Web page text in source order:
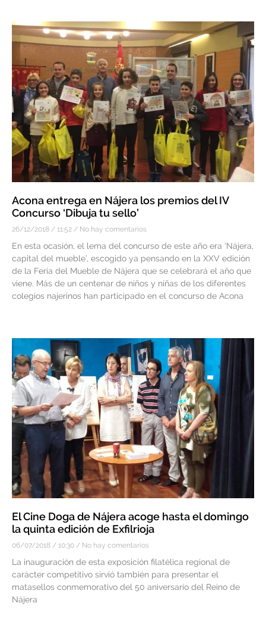
Acona entrega en Nájera los premios del IV
Concurso ‘Dibuja tu sello’
26/12/2018 11:52 No hay comentarios
En esta ocasión, el lema del concurso de este año era ‘Nájera,
capital del mueble’, escogido ya pensando en la XXV edición
de la Feria del Mueble de Nájera que se celebrará el año que
viene. Más de un centenar de niños y niñas de los diferentes
colegios najerinos han participado en el concurso de Acona
El Cine Doga de Nájera acoge hasta el domingo
la quinta edición de Exfilrioja
06/07/2018 10:30 No hay comentarios
La inauguración de esta exposición filatélica regional de
carácter competitivo sirvió también para presentar el
matasellos conmemorativo del 50 aniversario del Reino de
Nájera